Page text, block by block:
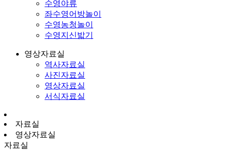
수영야류
좌수영어방놀이
수영농청놀이
수영지신밟기
영상자료실
역사자료실
사진자료실
영상자료실
서식자료실
자료실
영상자료실
자료실